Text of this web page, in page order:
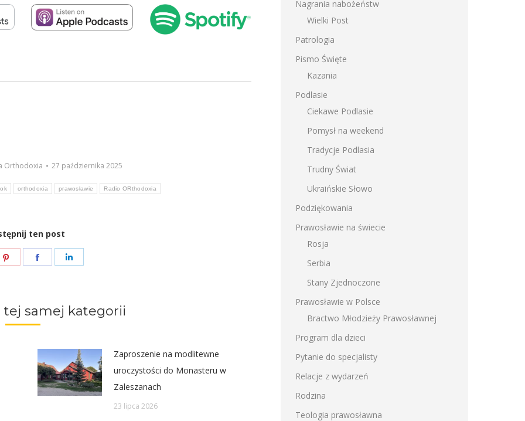
Orthodoxia 27 października 2025
orthodoxia prawosławie Radio ORthodoxia
ten post
Share
Share
tej samej kategorii
Zaproszenie na modlitewne
uroczystości do Monasteru w
Zaleszanach
23 lipca 2026
Nagrania nabożeństw
Wielki Post
Patrologia
Pismo Święte
Kazania
Podlasie
Ciekawe Podlasie
Pomysł na weekend
Tradycje Podlasia
Trudny Świat
Ukraińskie Słowo
Podziękowania
Prawosławie na świecie
Rosja
Serbia
Stany Zjednoczone
Prawosławie w Polsce
Bractwo Młodzieży Prawosławnej
Program dla dzieci
Pytanie do specjalisty
Relacje z wydarzeń
Rodzina
Teologia prawosławna